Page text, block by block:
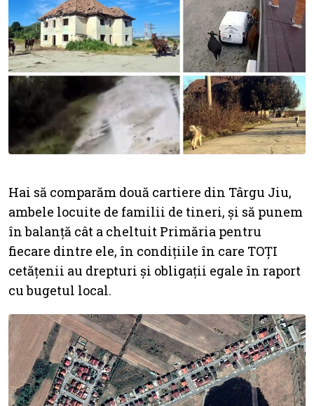
Hai să comparăm două cartiere din Târgu Jiu,
ambele locuite de familii de tineri, și să punem
în balanță cât a cheltuit Primăria pentru
fiecare dintre ele, în condițiile în care TOȚI
cetățenii au drepturi și obligații egale în raport
cu bugetul local.